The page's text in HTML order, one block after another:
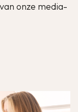
onze media-